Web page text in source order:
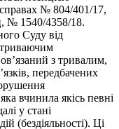
№ 804/401/17,
№ 1540/4358/18.
Суду від
з тривалим,
передбачених
вчинила якісь певні
у стані
(бездіяльності). Ці